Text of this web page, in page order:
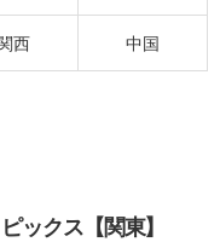
西 中国
ックス【関東】